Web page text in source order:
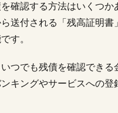
確認する方法はいくつか
送付される「残高証明
す。
つでも残債を確認できる
キングやサービスへの登